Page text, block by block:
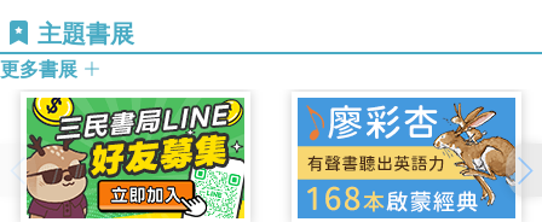
describing various features of Egyptian society and the
contributions of its leaders. He asks whether Egypt has
fulfilled its expected role as the model for Arab and
developing countries or whether the peace pact made by
Sadat with Israel was a major error, causing Egypt's
withdrawal under Mubarak from the centre of international
politics.
主題書展
更多書展